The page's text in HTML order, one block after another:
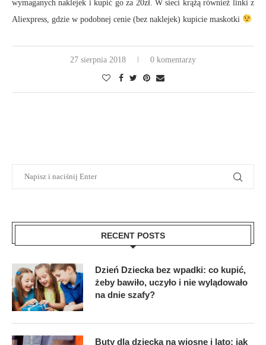
wymaganych naklejek i kupić go za 20zł. W sieci krążą również linki z
Aliexpress, gdzie w podobnej cenie (bez naklejek) kupicie maskotki
27 sierpnia 2018 0 komentarzy
RECENT POSTS
Dzień Dziecka bez wpadki: co kupić,
żeby bawiło, uczyło i nie wylądowało
na dnie szafy?
Buty dla dziecka na wiosnę i lato: jak